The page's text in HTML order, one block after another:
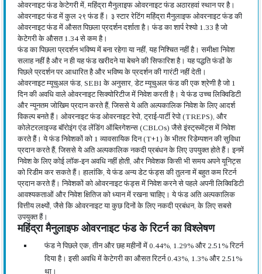
ओवरनाइट फंड केटेगरी में, महिंद्रा मैनुलाइफ ओवरनाइट फंड अठारहवां स्थान पर है।
ओवरनाइट फंड में कुल २९ फंड हैं। ३ स्टार रेटिंग महिंद्रा मैनुलाइफ ओवरनाइट फंड की
ओवरनाइट फंड में औसत पिछला प्रदर्शन दर्शाता है। फंड का शार्प रेश्यो 1.33 है जो
केटेगरी के औसत 1.34 से कम है।
फंड का पिछला प्रदर्शन भविष्य में बना रहेगा या नहीं, यह निश्चित नहीं है। समीक्षा निवेश
सलाह नहीं है और न ही यह फंड खरीदने या बेचने की सिफारिश है। यह पद्धति फंडों के
पिछले प्रदर्शन पर आधारित है और भविष्य के प्रदर्शन की गारंटी नहीं देती।
ओवरनाइट म्यूचुअल फंड, SEBI के अनुसार, डेट म्यूचुअल फंड की एक श्रेणी है जो 1
दिन की अवधि वाले ओवरनाइट सिक्योरिटीज में निवेश करती है। ये फंड उच्च लिक्विडिटी
और न्यूनतम जोखिम प्रदान करते हैं, जिससे ये अति अल्पकालिक निवेश के लिए आदर्श
विकल्प बनते हैं। ओवरनाइट फंड ओवरनाइट रेपो, ट्राई-पार्टी रेपो (TREPS), और
कोलेटरलाइज्ड बॉरोइंग एंड लेंडिंग ऑब्लिगेशन्स (CBLOs) जैसे इंस्ट्रूमेंट्स में निवेश
करते हैं। ये फंड निवेशकों को 1 व्यावसायिक दिन (T+1) के भीतर रिडेम्पशन की सुविधा
प्रदान करते हैं, जिससे ये अति अल्पकालिक नकदी प्रबंधन के लिए उपयुक्त होते हैं। इनमें
निवेश के लिए कोई लॉक-इन अवधि नहीं होती, और निवेशक किसी भी समय अपने यूनिट्स
को रिडीम कर सकते हैं। हालांकि, ये फंड अन्य डेट फंड्स की तुलना में बहुत कम रिटर्न
प्रदान करते हैं। निवेशकों को ओवरनाइट फंड्स में निवेश करने से पहले अपनी लिक्विडिटी
आवश्यकताओं और निवेश क्षितिज को ध्यान में रखना चाहिए। ये फंड अति अल्पकालिक
वित्तीय लक्ष्यों, जैसे कि ओवरनाइट या कुछ दिनों के लिए नकदी प्रबंधन, के लिए सबसे
उपयुक्त हैं।
महिंद्रा मैनुलाइफ ओवरनाइट फंड के रिटर्न का विश्लेषण
फंड ने पिछले एक, तीन और छह महीनों में 0.44%, 1.29% और 2.51% रिटर्न
दिया है। इसी अवधि में केटेगरी का औसत रिटर्न 0.43%, 1.3% और 2.51%
था।